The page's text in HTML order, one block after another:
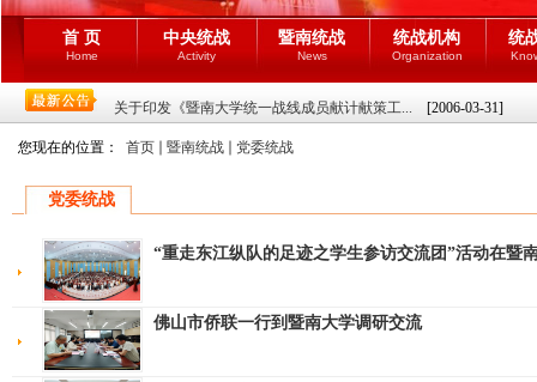
首 页
Home
中央统战
Activity
暨南统战
News
统战机构
Organization
统
关于印发《暨南大学统一战线成员献计献策工... [2006-03-31]
您现在的位置： 首页 暨南统战 党委统战
党委统战
“重走东江纵队的足迹之学生参访交流团”活动在暨
佛山市侨联一行到暨南大学调研交流